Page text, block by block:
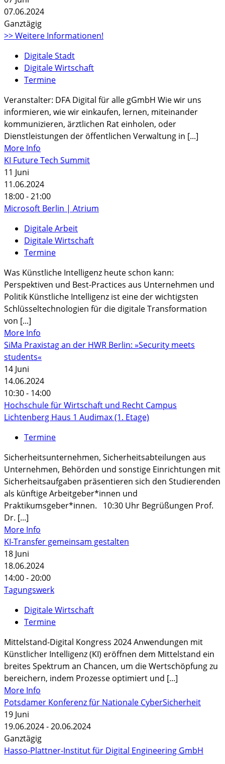
07.06.2024
Ganztägig
>> Weitere Informationen!
Digitale Stadt
Digitale Wirtschaft
Termine
Veranstalter: DFA Digital für alle gGmbH Wie wir uns
informieren, wie wir einkaufen, lernen, miteinander
kommunizieren, ärztlichen Rat einholen, oder
Dienstleistungen der öffentlichen Verwaltung in [...]
More Info
KI Future Tech Summit
11 Juni
11.06.2024
18:00 - 21:00
Microsoft Berlin | Atrium
Digitale Arbeit
Digitale Wirtschaft
Termine
Was Künstliche Intelligenz heute schon kann:
Perspektiven und Best-Practices aus Unternehmen und
Politik Künstliche Intelligenz ist eine der wichtigsten
Schlüsseltechnologien für die digitale Transformation
von [...]
More Info
SiMa Praxistag an der HWR Berlin: »Security meets
students«
14 Juni
14.06.2024
10:30 - 14:00
Hochschule für Wirtschaft und Recht Campus
Lichtenberg Haus 1 Audimax (1. Etage)
Termine
Sicherheitsunternehmen, Sicherheitsabteilungen aus
Unternehmen, Behörden und sonstige Einrichtungen mit
Sicherheitsaufgaben präsentieren sich den Studierenden
als künftige Arbeitgeber*innen und
Praktikumsgeber*innen. 10:30 Uhr Begrüßungen Prof.
Dr. [...]
More Info
KI-Transfer gemeinsam gestalten
18 Juni
18.06.2024
14:00 - 20:00
Tagungswerk
Digitale Wirtschaft
Termine
Mittelstand-Digital Kongress 2024 Anwendungen mit
Künstlicher Intelligenz (KI) eröffnen dem Mittelstand ein
breites Spektrum an Chancen, um die Wertschöpfung zu
bereichern, indem Prozesse optimiert und [...]
More Info
Potsdamer Konferenz für Nationale CyberSicherheit
19 Juni
19.06.2024 - 20.06.2024
Ganztägig
Hasso-Plattner-Institut für Digital Engineering GmbH